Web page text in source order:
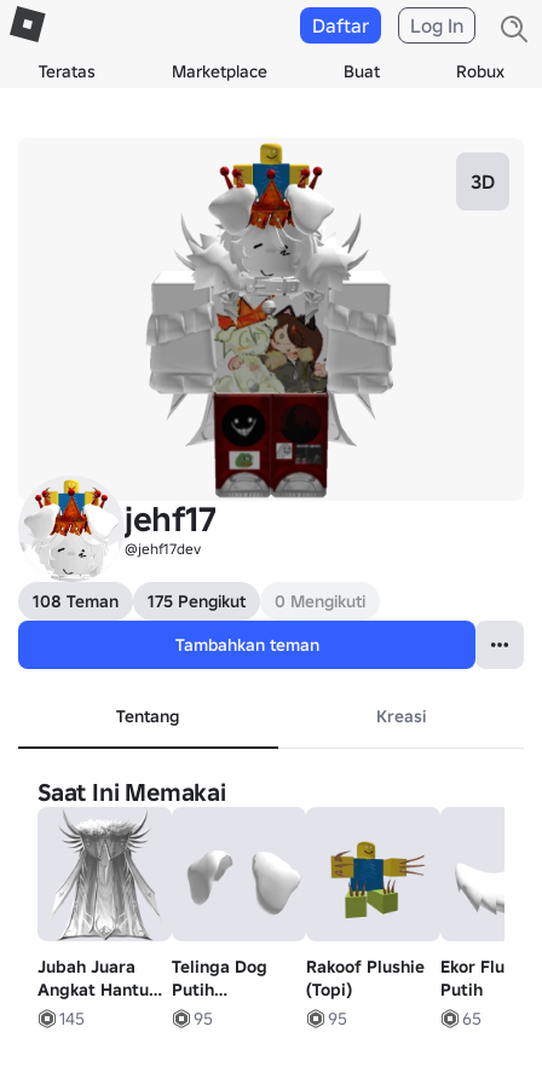
Teratas Marketplace Buat Robux
Daftar Log In
3D
jehf17
@jehf17dev
108 Teman 175 Pengikut
0 Mengikuti
Tambahkan teman
Tentang Kreasi
Saat Ini Memakai
Jubah Juara
Angkat Hantu
Putih
145
Telinga Dog
Putih
Berukuran
Besar
95
Rakoof Plushie
(Topi)
95
Ekor Fluffy
Putih
65